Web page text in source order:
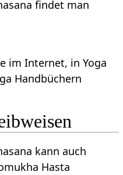
findet man
im Internet, in Yoga
Handbüchern
kann auch
Hasta